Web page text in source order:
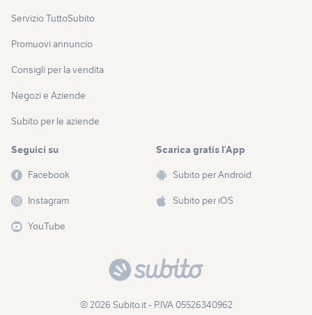
Servizio TuttoSubito
Promuovi annuncio
Consigli per la vendita
Negozi e Aziende
Subito per le aziende
Seguici su
Facebook
Instagram
YouTube
Scarica gratis l’App
Subito per Android
Subito per iOS
© 2026 Subito.it - P.IVA 05526340962